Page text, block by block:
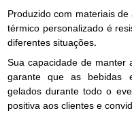
Produzido com materiais
térmico personalizado é
diferentes situações.
Sua capacidade de
garante que as bebidas
gelados durante todo o
positiva aos clientes e